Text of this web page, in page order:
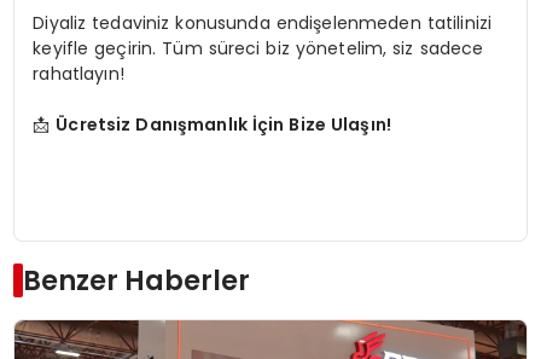
Diyaliz tedaviniz konusunda endişelenmeden tatilinizi
keyifle geçirin. Tüm süreci biz yönetelim, siz sadece
rahatlayın!
📩 Ücretsiz Danışmanlık İçin Bize Ulaşın!
Benzer Haberler